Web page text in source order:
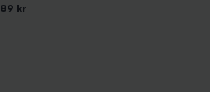
89 kr